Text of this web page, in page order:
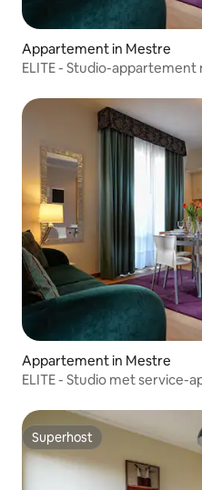
Appartement in Mestre
ELITE - Studio-appartement
Appartement in Mestre
ELITE - Studio met service-
Superhost
Superhost